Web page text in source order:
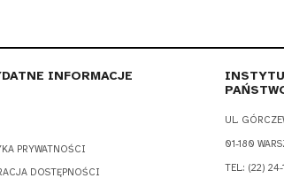
INFORMACJE
PRYWATNOŚCI
DOSTĘPNOŚCI
UL.
01-180
TEL.: (22) 24-